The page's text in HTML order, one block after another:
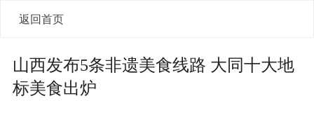
返回首页
山西发布5条非遗美食线路 大同十大地
标美食出炉